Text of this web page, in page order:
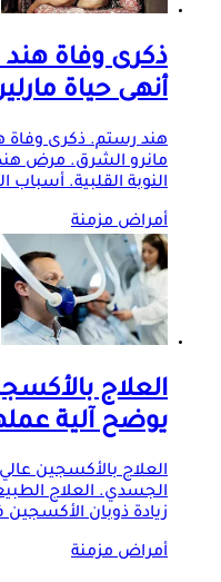
أنهى حياة
هند رستم. ذكرى وفاة
مانرو الشرق. مرض هند
النوبة القلبية. أسباب
أمراض مزمنة
العلاج
يوضح آلية
العلاج بالأكسجين
الجسدي. العلاج
زيادة ذوبان الأكسجين
أمراض مزمنة